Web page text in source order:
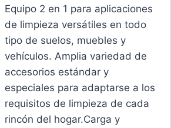
Equipo 2 en 1 para aplicaciones
de limpieza versátiles en todo
tipo de suelos, muebles y
vehículos. Amplia variedad de
accesorios estándar y
especiales para adaptarse a los
requisitos de limpieza de cada
rincón del hogar.Carga y